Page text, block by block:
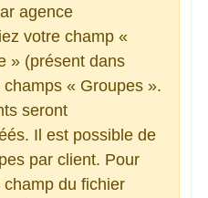
agence
votre champ «
» (présent dans
« Groupes ».
seront
Il est possible de
par client. Pour
du fichier